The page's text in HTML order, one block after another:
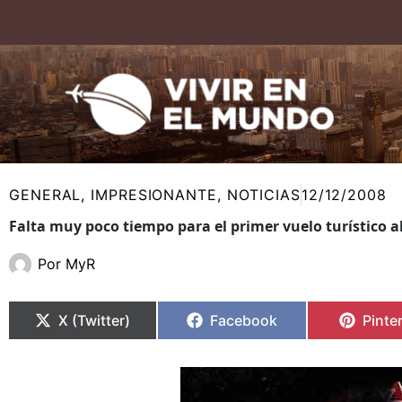
contenido
GENERAL, IMPRESIONANTE, NOTICIAS12/12/2008
Falta muy poco tiempo para el primer vuelo turístico
Por MyR
en
X (Twitter)
en
Facebook
en
en
en
en